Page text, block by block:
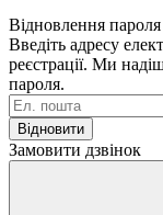
Відновлення пароля
Введіть адресу
реєстрації. Ми
пароля.
Відновити
Замовити дзвінок